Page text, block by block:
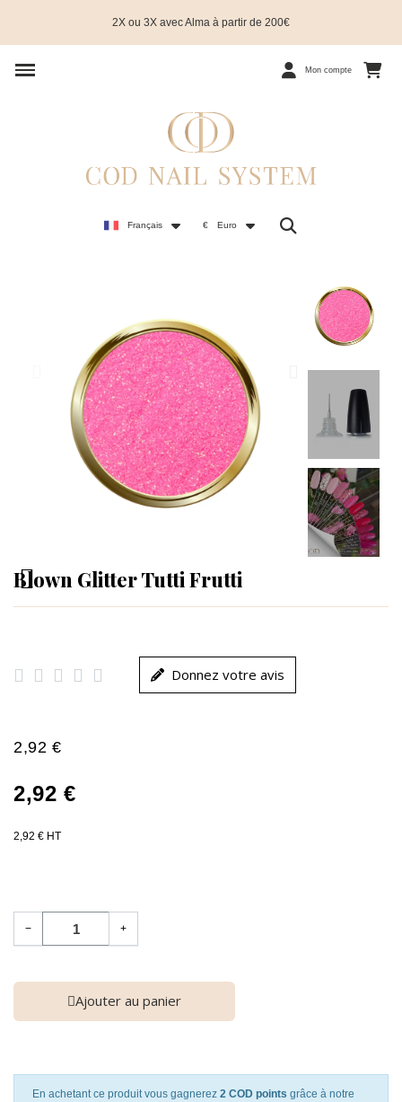
2X ou 3X avec Alma à partir de 200€
Mon compte
Français € Euro
Blown Glitter Tutti Frutti
     Donnez votre avis
2,92 €
2,92 €
2,92 € HT
− +
Ajouter au panier
En achetant ce produit vous gagnerez 2 COD points grâce à notre